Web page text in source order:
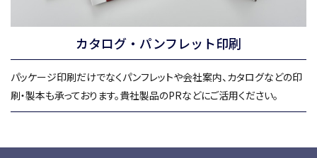
カタログ・パンフレット印刷
パッケージ印刷だけでなくパンフレットや会社案内、カタログなどの印
刷・製本も承っております。貴社製品のPRなどにご活用ください。